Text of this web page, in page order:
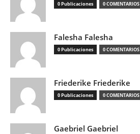
0 Publicaciones 0 COMENTARIOS
Falesha Falesha
0 Publicaciones 0 COMENTARIOS
Friederike Friederike
0 Publicaciones 0 COMENTARIOS
Gaebriel Gaebriel